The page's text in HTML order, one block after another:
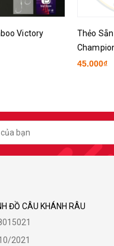
Victory
Thẻo
45.000₫
ĐỒ CÂU KHÁNH RÂU
2021